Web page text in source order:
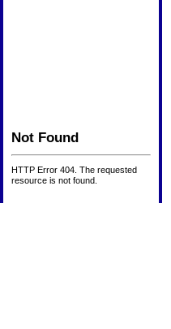
Not Found
HTTP Error 404. The requested
resource is not found.